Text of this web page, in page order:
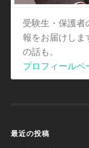
受験生・保護者
報をお届けしま
の話も。
プロフィールペ
最近の投稿